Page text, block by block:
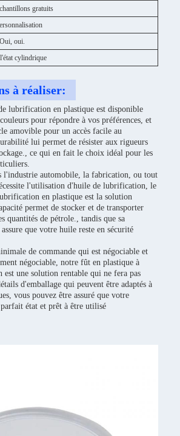
gratuits
oui.
cylindrique
à réaliser:
lubrification en plastique est disponible
pour répondre à vos préférences, et
amovible pour un accès facile au
lui permet de résister aux rigueurs
ce qui en fait le choix idéal pour les
l'industrie automobile, la fabrication, ou tout
l'utilisation d'huile de lubrification, le
en plastique est la solution
permet de stocker et de transporter
quantités de pétrole., tandis que sa
que votre huile reste en sécurité
de commande qui est négociable et
négociable, notre fût en plastique à
une solution rentable qui ne fera pas
d'emballage qui peuvent être adaptés à
vous pouvez être assuré que votre
état et prêt à être utilisé